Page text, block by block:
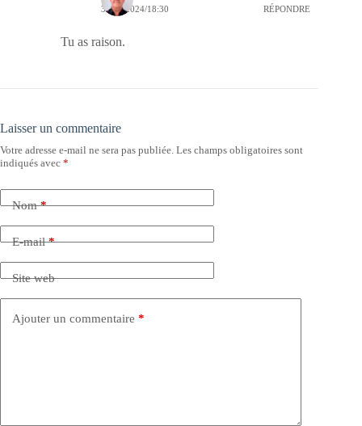
30/01/2024/18:30 RÉPONDRE
Tu as raison.
Laisser un commentaire
Votre adresse e-mail ne sera pas publiée. Les champs obligatoires sont
indiqués avec *
Nom*
E-mail*
Site web
Ajouter un commentaire *